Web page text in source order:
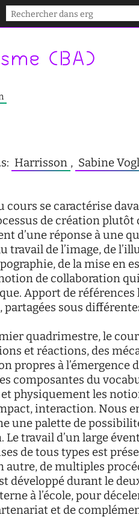
numériques(BA)
Harrisson , Sabine
cours se caractérise
de création plutôt
d’une réponse à une
travail de l’image, de
de la mise en
de collaboration
Apport de
partagées sous
quadrimestre, le
et réactions, des
propres à l’émergence
composantes du
physiquement les
interaction. Nous
une palette de
travail d’un large
de tous types est
autre, de multiples
développé durant le
à l’école, pour
et de